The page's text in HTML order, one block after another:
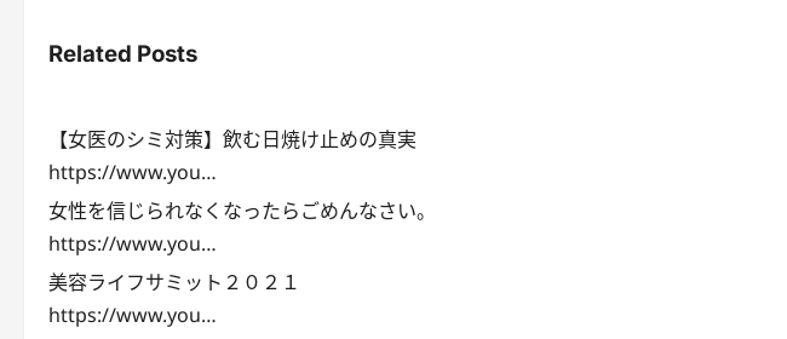
Related Posts
【女医のシミ対策】飲む日焼け止めの真実
https://www.you…
女性を信じられなくなったらごめんなさい。
https://www.you…
美容ライフサミット２０２１
https://www.you…